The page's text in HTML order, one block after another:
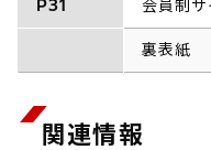
P31 会員制
裏表紙
関連情報